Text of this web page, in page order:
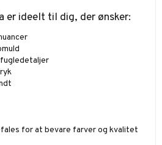
er ideelt til dig, der ønsker:
for at bevare farver og kvalitet